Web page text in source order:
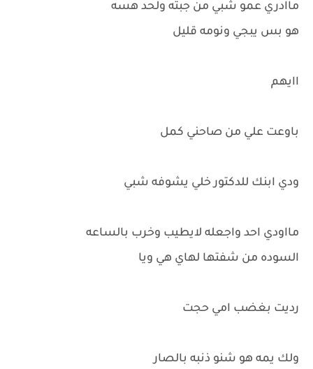
ماادري عمو شبي من جبته ولحد هسه
هو بس يبجي ونومه قليل
اايهم
باوعت علي من صاحني كمل
ودي ابنك للدكتور خلي يشوفه شبي
مااودي احد واجعله لايطيب وخرب بالساعه
السوده من شفتها لهاي هي ويا
رديت بغضب امي حجت
ولك يمه هو شنو ذنبه بالصار